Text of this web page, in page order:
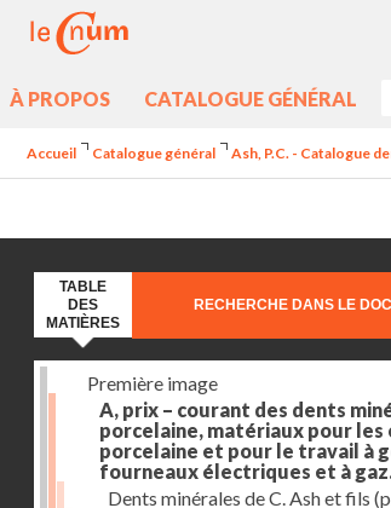
À PROPOS CATALOGUE GÉNÉRAL
Accueil Catalogue général Ash, P.C. - Catalogue
TABLE
DES
MATIÈRES
RECHERCHE DANS LE
Première image
A, prix – courant des dents
porcelaine, matériaux pour
porcelaine et pour le travail à
fourneaux électriques et à
Dents minérales de C. Ash et fils